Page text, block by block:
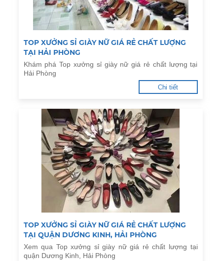
TOP XƯỞNG SỈ GIÀY NỮ GIÁ RẺ CHẤT LƯỢNG
TẠI HẢI PHÒNG
Khám phá Top xưởng sỉ giày nữ giá rẻ chất lượng tại
Hải Phòng
Chi tiết
TOP XƯỞNG SỈ GIÀY NỮ GIÁ RẺ CHẤT LƯỢNG
TẠI QUẬN DƯƠNG KINH, HẢI PHÒNG
Xem qua Top xưởng sỉ giày nữ giá rẻ chất lượng tại
quận Dương Kinh, Hải Phòng